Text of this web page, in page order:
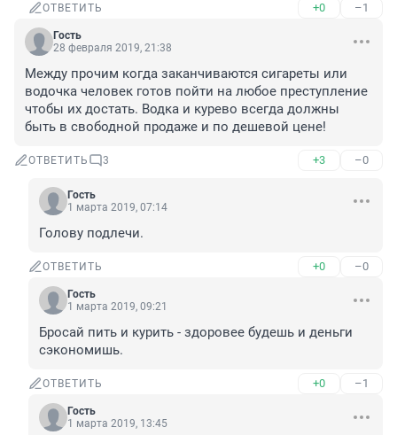
ОТВЕТИТЬ +0 –1
Гость
28 февраля 2019, 21:38
Между прочим когда заканчиваются сигареты или
водочка человек готов пойти на любое преступление
чтобы их достать. Водка и курево всегда должны
быть в свободной продаже и по дешевой цене!
ОТВЕТИТЬ 3 +3 –0
Гость
1 марта 2019, 07:14
Голову подлечи.
ОТВЕТИТЬ +0 –0
Гость
1 марта 2019, 09:21
Бросай пить и курить - здоровее будешь и деньги
сэкономишь.
ОТВЕТИТЬ +0 –1
Гость
1 марта 2019, 13:45